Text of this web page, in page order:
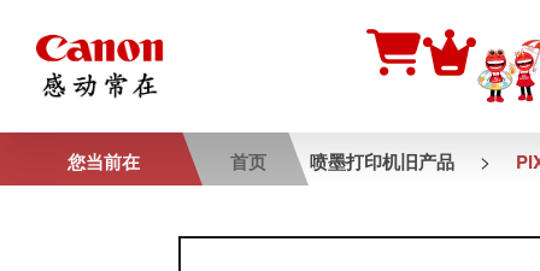
您当前在 首页 喷墨打印机旧产品 >